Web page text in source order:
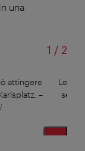
una
1 /di
2
attingere
–
Le
serie